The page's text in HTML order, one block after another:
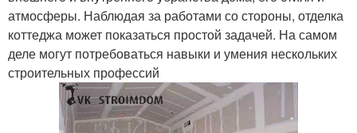
атмосферы. Наблюдая за работами со стороны, отделка
коттеджа может показаться простой задачей. На самом
деле могут потребоваться навыки и умения нескольких
строительных профессий